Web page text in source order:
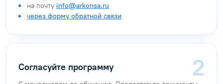
на почту info@arkonsa.ru
через форму обратной связи
Согласуйте программу